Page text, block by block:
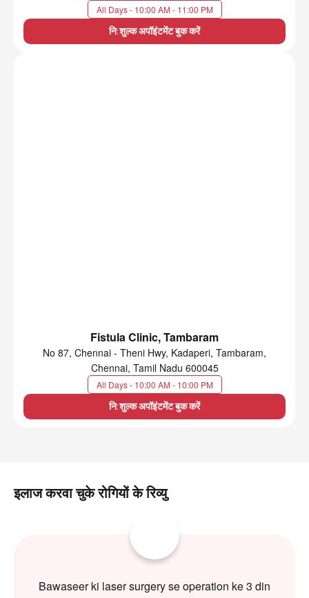
All Days - 10:00 AM - 11:00 PM
नि:शुल्क अपॉइंटमेंट बुक करें
Fistula Clinic, Tambaram
No 87, Chennai - Theni Hwy, Kadaperi, Tambaram,
Chennai, Tamil Nadu 600045
All Days - 10:00 AM - 10:00 PM
नि:शुल्क अपॉइंटमेंट बुक करें
इलाज करवा चुके रोगियों के रिव्यु
Bawaseer ki laser surgery se operation ke 3 din